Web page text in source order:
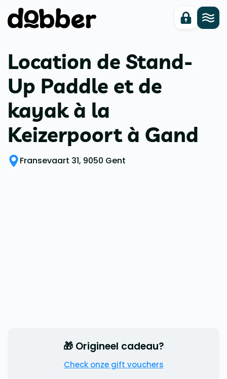
Location de Stand-
Up Paddle et de
kayak à la
Keizerpoort à Gand
Fransevaart 31, 9050 Gent
🎁 Origineel cadeau?
Check onze gift vouchers